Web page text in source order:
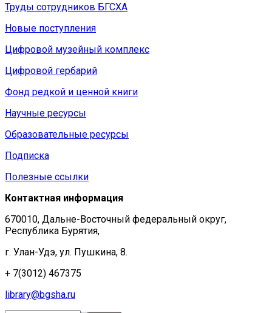
Труды сотрудников БГСХА
Новые поступления
Цифровой музейный комплекс
Цифровой гербарий
Фонд редкой и ценной книги
Научные ресурсы
Образовательные ресурсы
Подписка
Полезные ссылки
Контактная информация
670010, Дальне-Восточный федеральный округ,
Республика Бурятия,
г. Улан-Удэ, ул. Пушкина, 8.
+ 7(3012) 467375
library@bgsha.ru